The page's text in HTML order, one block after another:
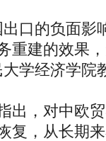
口的负面影
重建的效果
学经济学院
，对中欧贸
复，从长期